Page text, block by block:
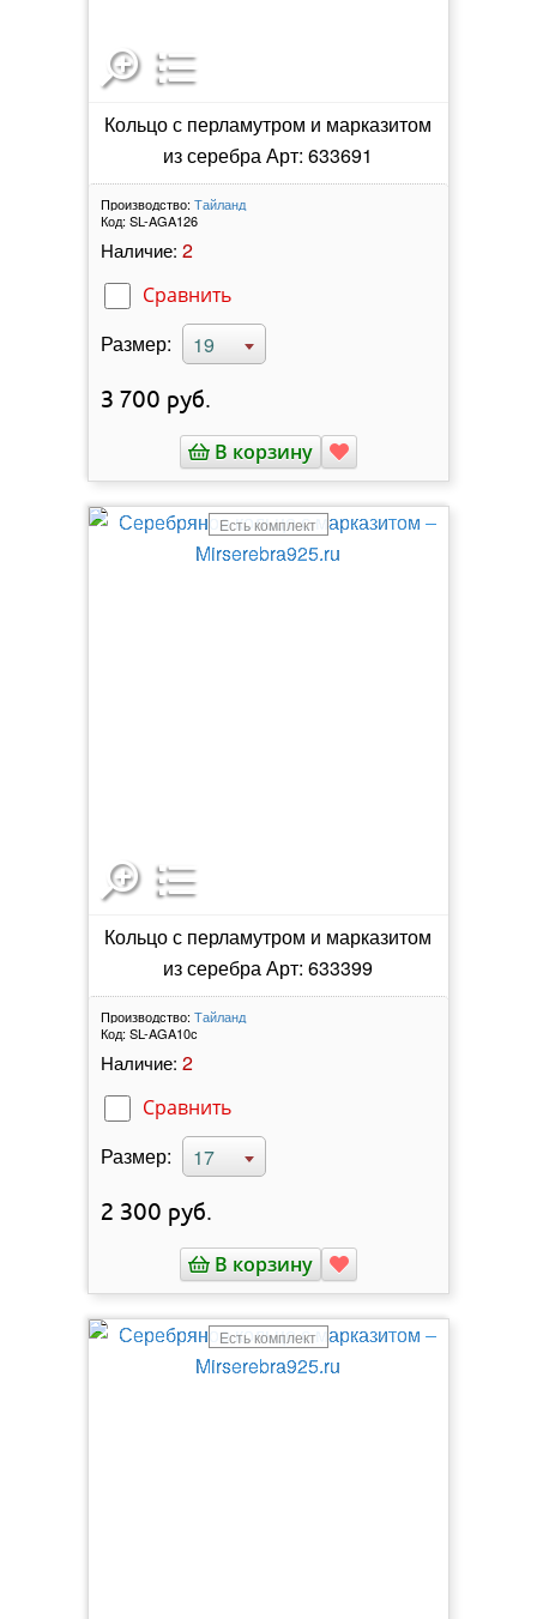
Кольцо с перламутром и марказитом
из серебра Арт: 633691
Производство: Тайланд
Код: SL-AGA126
Наличие: 2
Сравнить
Размер: 19
3 700 руб.
В корзину
Есть комплект
Кольцо с перламутром и марказитом
из серебра Арт: 633399
Производство: Тайланд
Код: SL-AGA10с
Наличие: 2
Сравнить
Размер: 17
2 300 руб.
В корзину
Есть комплект